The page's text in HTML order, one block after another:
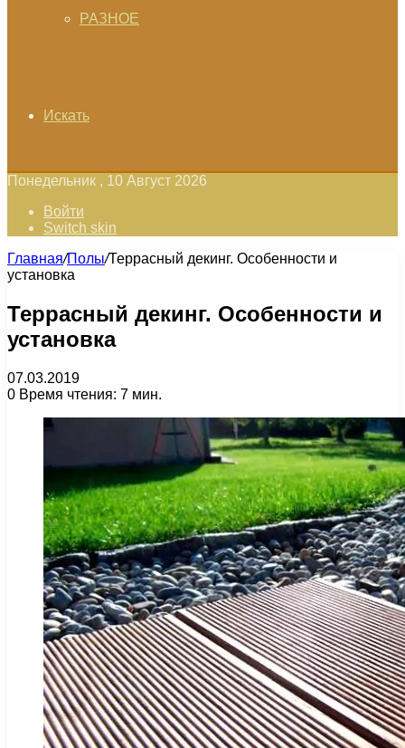
РАЗНОЕ
Искать
Понедельник , 10 Август 2026
Войти
Switch skin
Главная/Полы/Террасный декинг. Особенности и
установка
Террасный декинг. Особенности и
установка
07.03.2019
0 Время чтения: 7 мин.